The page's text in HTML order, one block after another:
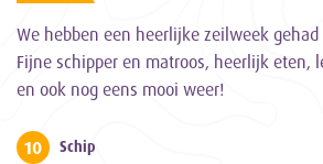
We hebben een heerlijke zeilweek gehad
Fijne schipper en matroos, heerlijk eten,
en ook nog eens mooi weer!
10 Schip